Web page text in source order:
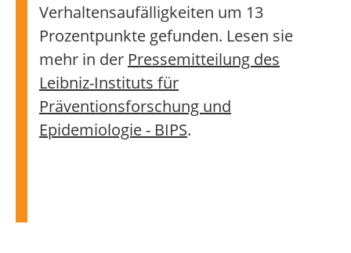
Verhaltensaufälligkeiten um 13
Prozentpunkte gefunden. Lesen sie
mehr in der Pressemitteilung des
Leibniz-Instituts für
Präventionsforschung und
Epidemiologie - BIPS.